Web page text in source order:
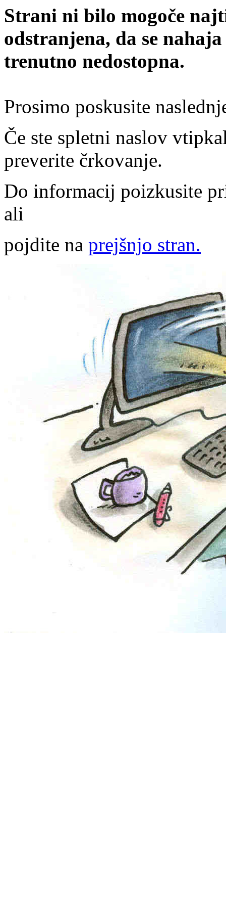
Strani ni bilo mogoče
odstranjena, da se
trenutno nedostopna.
Prosimo poskusite
Če ste spletni naslov
preverite črkovanje.
Do informacij poizkusite
ali
pojdite na prejšnjo stran.